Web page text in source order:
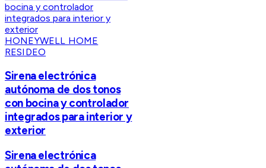
HONEYWELL HOME
RESIDEO
Sirena electrónica
autónoma de dos tonos
con bocina y controlador
integrados para interior y
exterior
Sirena electrónica